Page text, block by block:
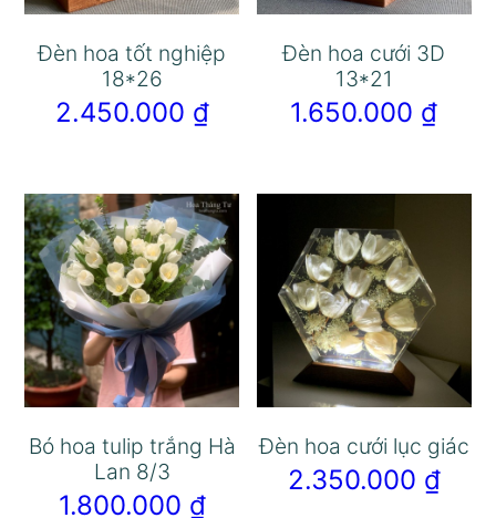
Đèn hoa tốt nghiệp
18*26
2.450.000 ₫
Đèn hoa cưới 3D
13*21
1.650.000 ₫
Bó hoa tulip trắng Hà
Lan 8/3
1.800.000 ₫
Đèn hoa cưới lục giác
2.350.000 ₫